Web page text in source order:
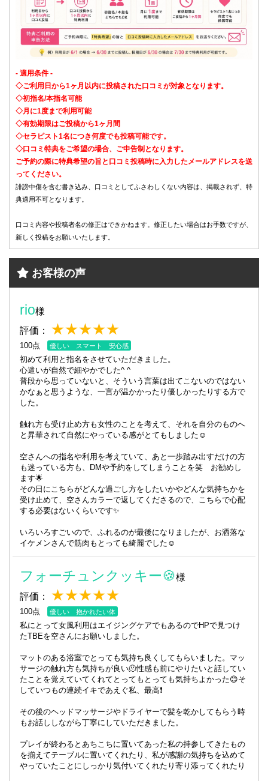
- 適用条件 -
◇ご利用日から1ヶ月以内に投稿された口コミが対象となります。
◇初指名/本指名可能
◇月に1度まで利用可能
◇有効期限はご投稿から1ヶ月間
◇セラピスト1名につき何度でも投稿可能です。
◇口コミ特典をご希望の場合、ご申告制となります。
ご予約の際に特典希望の旨と口コミ投稿時に入力したメールアドレスを送
ってください。
誹謗中傷を含む書き込み、口コミとしてふさわしくない内容は、掲載されず、特
典適用不可となります。
口コミ内容や投稿者名の修正はできかねます。修正したい場合はお手数ですが、
新しく投稿をお願いいたします。
お客様の声
rio様
評価： ★★★★★
100点 優しい スマート 安心感
初めて利用と指名をさせていただきました。
心遣いが自然で細やかでした^ ^
普段から思っていないと、そういう言葉は出てこないのではない
かなぁと思うような、一言が温かかったり優しかったりする方で
した。
触れ方も受け止め方も女性のことを考えて、それを自分のものへ
と昇華されて自然にやっている感がとてもしました☺️
空さんへの指名や利用を考えていて、あと一歩踏み出すだけの方
も迷っている方も、DMや予約をしてしまうことを笑 お勧めし
ます🌟
その日にこちらがどんな過ごし方をしたいかやどんな気持ちかを
受け止めて、空さんカラーで返してくださるので、こちらで心配
する必要はないくらいです✨
いろいろすごいので、ふれるのが最後になりましたが、お洒落な
イケメンさんで筋肉もとっても綺麗でした☺️
フォーチュンクッキー🍪様
評価： ★★★★★
100点 優しい 抱かれたい体
私にとって女風利用はエイジングケアでもあるのでHPで見つけ
たTBEを空さんにお願いしました。
マットのある浴室でとっても気持ち良くしてもらいました。マッ
サージの触れ方も気持ちが良い🫠性感も前にやりたいと話してい
たことを覚えていてくれてとってもとっても気持ちよかった😊そ
していつもの連続イキであえぐ私、最高❗️
その後のヘッドマッサージやドライヤーで髪を乾かしてもらう時
もお話ししながら丁寧にしていただきました。
プレイが終わるとあちこちに置いてあった私の持参してきたもの
を揃えてテーブルに置いてくれたり、私が感謝の気持ちを込めて
やっていたことにしっかり気付いてくれたり寄り添ってくれたり